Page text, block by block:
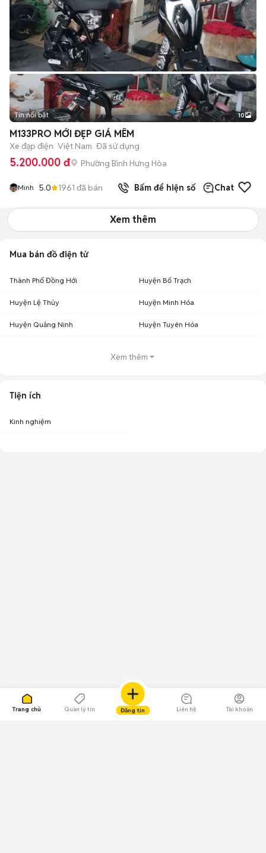
Trang chủ Quản lý tin Đăng tin Liên hệ Tài khoản
+2
Tin nổi bật 10
M133PRO MỚI ĐẸP GIÁ MÊM
Xe đạp điện Việt Nam Đã sử dụng
5.200.000 đ Phường Bình Hưng Hòa
Minh 5.0 1961 đã bán Bấm để hiện số Chat
Xem thêm
Mua bán đồ điện tử
Thành Phố Đồng Hới Huyện Bố Trạch
Huyện Lệ Thủy Huyện Minh Hóa
Huyện Quảng Ninh Huyện Tuyên Hóa
Xem thêm
Tiện ích
Kinh nghiệm